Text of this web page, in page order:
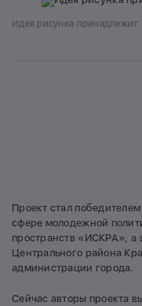
Идея рисунка
Проект стал
сфере молодежной
пространств «ИСКРА», а
Центрального района
администрации города.
Сейчас авторы проекта